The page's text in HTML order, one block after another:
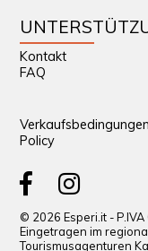
Kontakt
FAQ
Verkaufsbedingungen
Policy
© 2026 Esperi.it -
Eingetragen im
Tourismusagenturen